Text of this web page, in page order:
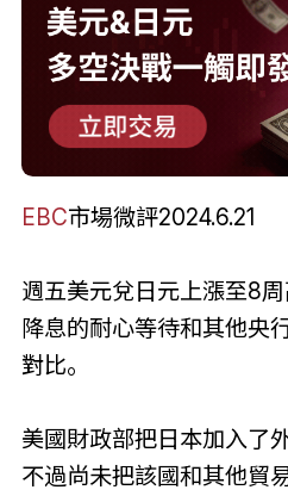
EBC市場微評2024.6.21
週五美元兌日元上漲至8周
降息的耐心等待和其他央
對比。
美國財政部把日本加入了
不過尚未把該國和其他貿